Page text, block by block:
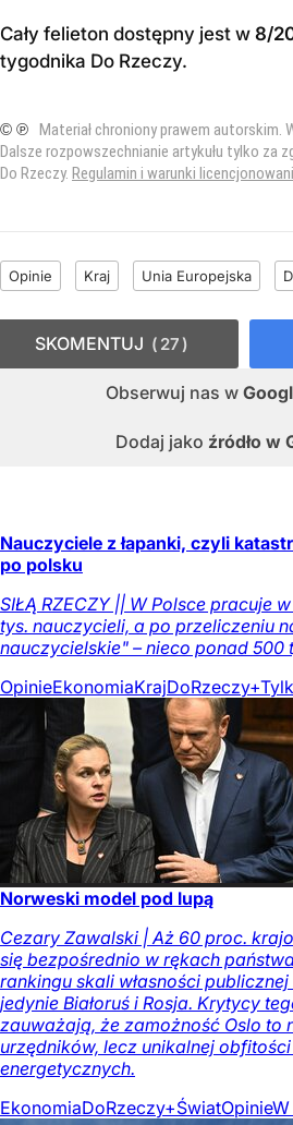
Cały felieton dostępny jest w 8/
tygodnika Do Rzeczy.
© ℗ Materiał chroniony prawem autorskim.
Dalsze rozpowszechnianie artykułu tylko za
Do Rzeczy. Regulamin i warunki
Opinie Kraj Unia Europejska
Obserwuj nas w
Dodaj jako źródło w
SKOMENTUJ 27
Nauczyciele z łapanki, czyli
po polsku
SIŁĄ RZECZY || W Polsce pracuje
tys. nauczycieli, a po przeliczeniu
nauczycielskie" – nieco ponad 500
OpinieEkonomiaKrajDoRzeczy+
Norweski model pod lupą
Cezary Zawalski | Aż 60 proc.
się bezpośrednio w rękach
rankingu skali własności
jedynie Białoruś i Rosja. Krytycy
zauważają, że zamożność Oslo to
urzędników, lecz unikalnej
energetycznych.
EkonomiaDoRzeczy+ŚwiatOpinie